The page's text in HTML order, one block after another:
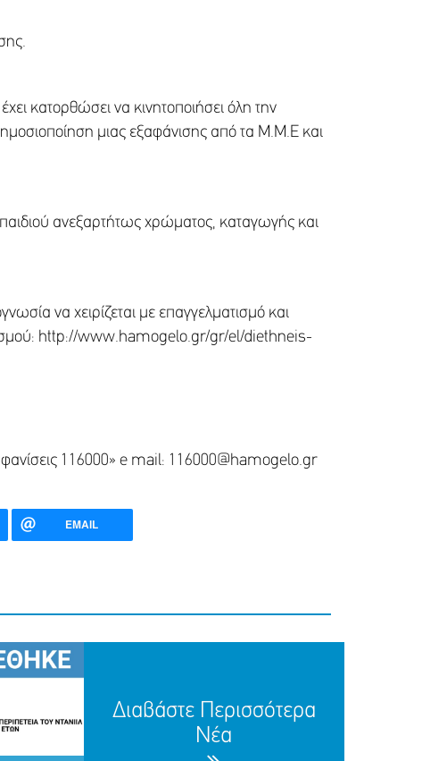
κατορθώσει να κινητοποιήσει όλη την
μιας εξαφάνισης από τα Μ.Μ.Ε και
ανεξαρτήτως χρώματος, καταγωγής και
να χειρίζεται με επαγγελματισμό και
http://www.hamogelo.gr/gr/el/diethneis-
116000» e mail: 116000@hamogelo.gr
EMAIL
Διαβάστε Περισσότερα
Νέα